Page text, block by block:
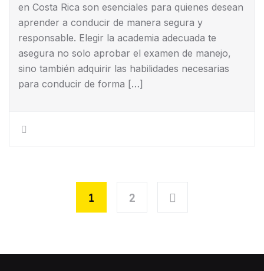
en Costa Rica son esenciales para quienes desean
aprender a conducir de manera segura y
responsable. Elegir la academia adecuada te
asegura no solo aprobar el examen de manejo,
sino también adquirir las habilidades necesarias
para conducir de forma […]
1 2